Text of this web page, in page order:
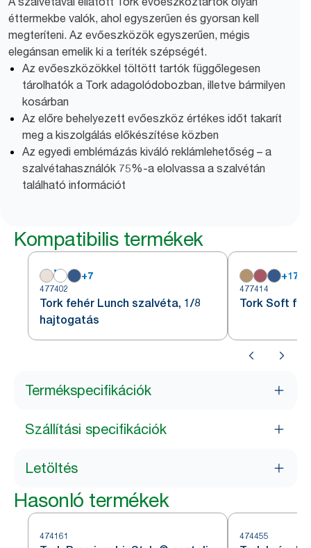
éttermekbe valók, ahol egyszerűen és gyorsan kell
megteríteni. Az evőeszközök egyszerűen, mégis
elegánsan emelik ki a teríték szépségét.
Az evőeszközökkel töltött tartók függőlegesen
tárolhatók a Tork adagolódobozban, illetve bármilyen
kosárban
Az előre behelyezett evőeszköz értékes időt takarít
meg a kiszolgálás előkészítése közben
Az egyedi emblémázás kiváló reklámlehetőség – a
szalvétahasználók 75%-a elolvassa a szalvétán
található információt
Kompatibilis termékek
+7
477402
Tork fehér Lunch szalvéta, 1/8
hajtogatás
+17
477414
Tork Soft
Termékspecifikációk
Szállítási specifikációk
Letöltés
Hasonló termékek
474161 474455